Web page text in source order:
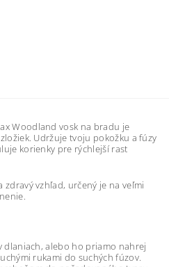
Woodland vosk na bradu je
Udržuje tvoju pokožku a fúzy
korienky pre rýchlejší rast
vzhľad, určený je na veľmi
dlaniach, alebo ho priamo nahrej
rukami do suchých fúzov.